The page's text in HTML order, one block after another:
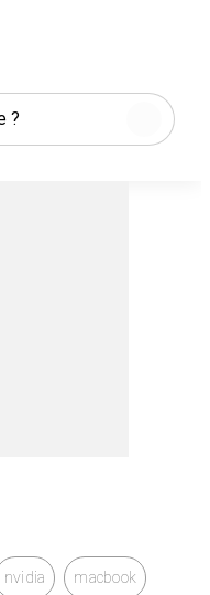
nous sur
nvidia macbook